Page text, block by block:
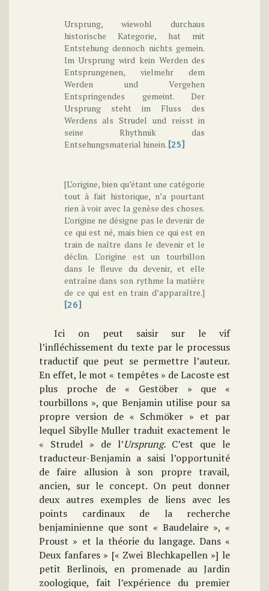
Ursprung, wiewohl durchaus
historische Kategorie, hat mit
Entstehung dennoch nichts gemein.
Im Ursprung wird kein Werden des
Entsprungenen, vielmehr dem
Werden und Vergehen
Entspringendes gemeint. Der
Ursprung steht im Fluss des
Werdens als Strudel und reisst in
seine Rhythmik das
Entsehungsmaterial hinein. [25]
[L’origine, bien qu’étant une catégorie
tout à fait historique, n’a pourtant
rien à voir avec la genèse des choses.
L’origine ne désigne pas le devenir de
ce qui est né, mais bien ce qui est en
train de naître dans le devenir et le
déclin. L’origine est un tourbillon
dans le fleuve du devenir, et elle
entraîne dans son rythme la matière
de ce qui est en train d’apparaître.]
[26]
Ici on peut saisir sur le vif
l’infléchissement du texte par le processus
traductif que peut se permettre l’auteur.
En effet, le mot « tempêtes » de Lacoste est
plus proche de « Gestöber » que «
tourbillons », que Benjamin utilise pour sa
propre version de « Schmöker » et par
lequel Sibylle Muller traduit exactement le
« Strudel » de l’Ursprung. C’est que le
traducteur-Benjamin a saisi l’opportunité
de faire allusion à son propre travail,
ancien, sur le concept. On peut donner
deux autres exemples de liens avec les
points cardinaux de la recherche
benjaminienne que sont « Baudelaire », «
Proust » et la théorie du langage. Dans «
Deux fanfares » [« Zwei Blechkapellen »] le
petit Berlinois, en promenade au Jardin
zoologique, fait l’expérience du premier